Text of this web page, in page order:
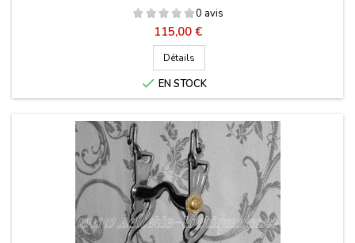
0 avis
Prix
115,00 €
Détails
 EN STOCK